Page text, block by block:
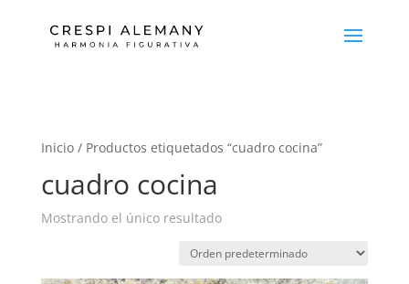
Inicio/ Productos etiquetados “cuadro cocina”
cuadro cocina
Mostrando el único resultado